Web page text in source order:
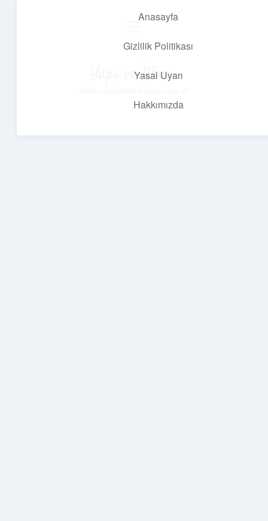
Anasayfa
Gizlilik Politikası
Yasal Uyarı
Hakkımızda
Yapı ve İlham